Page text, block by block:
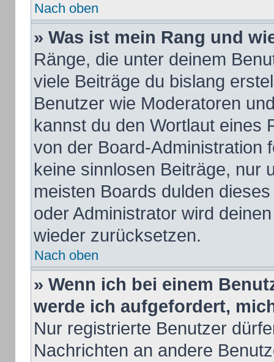
Nach oben
» Was ist mein Rang und
Ränge, die unter deinem
viele Beiträge du bislang
Benutzer wie Moderatoren
kannst du den Wortlaut eines
von der Board-Administration
keine sinnlosen Beiträge,
meisten Boards dulden
oder Administrator wird
wieder zurücksetzen.
Nach oben
» Wenn ich bei einem
werde ich aufgefordert,
Nur registrierte Benutzer
Nachrichten an andere